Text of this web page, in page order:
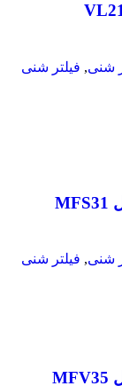
شنی, فیلتر شنی
شنی, فیلتر شنی